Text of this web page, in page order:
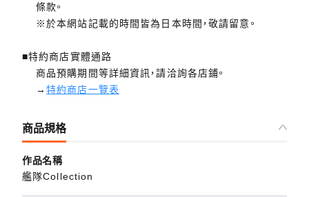
條款。
※於本網站記載的時間皆為日本時間，敬請留意。
■特約商店實體通路
商品預購期間等詳細資訊，請洽詢各店鋪。
→特約商店一覽表
商品規格
作品名稱
艦隊Collection